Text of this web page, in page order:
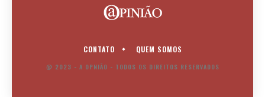
CONTATO QUEM SOMOS
@ 2023 - A OPNIÃO - TODOS OS DIREITOS RESERVADOS